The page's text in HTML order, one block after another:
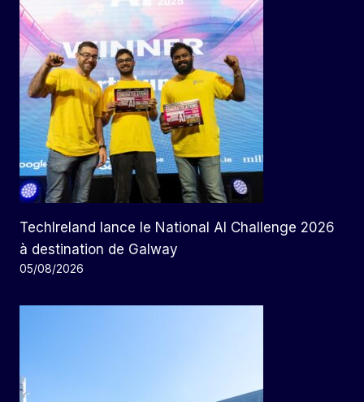
TechIreland lance le National AI Challenge 2026
à destination de Galway
05/08/2026